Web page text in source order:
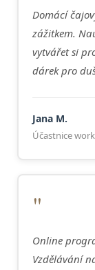
Domácí
zážitkem.
vytvářet si
dárek pro
Jana M.
Účastnice
"
Online
Vzdělávání